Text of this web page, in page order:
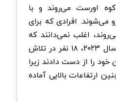
اورست می‌روند و با
می‌شوند. افرادی که برای
اغلب نمی‌دانند که
چقدر سخت است. در سال ۲۰۲۳، ۱۸ نفر در تلاش
را از دست دادند زیرا
ارتفاعات بالایی آماده